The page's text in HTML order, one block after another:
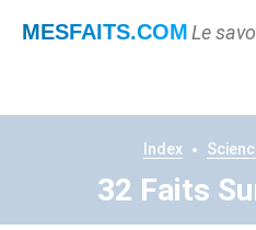
MESFAITS.COMLe
Index
32 Faits